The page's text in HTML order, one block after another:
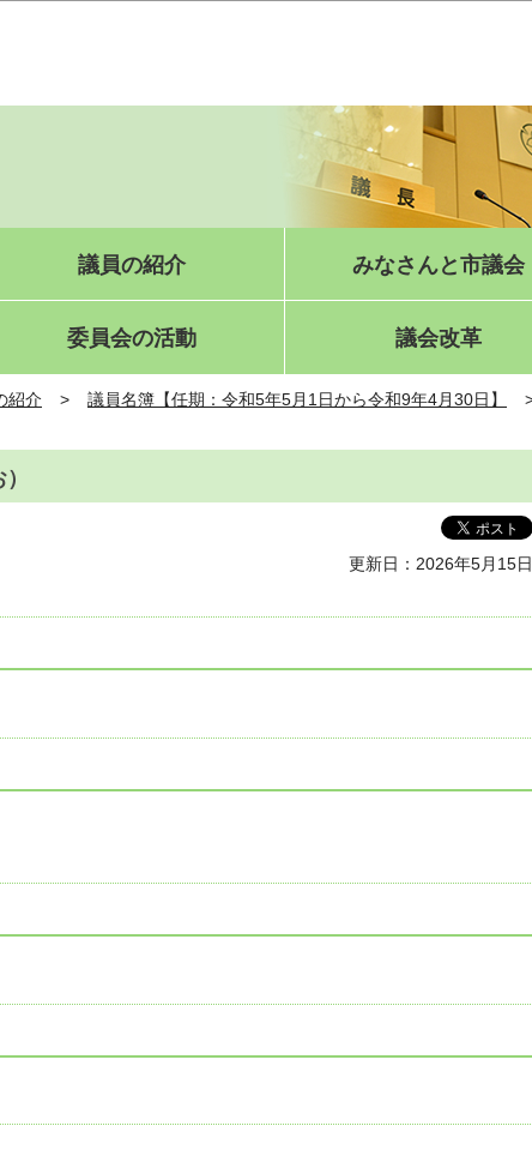
議員の紹介 みなさんと市議会
委員会の活動 議会改革
紹介 議員名簿【任期：令和5年5月1日から令和9年4月30日】
更新日：2026年5月15日